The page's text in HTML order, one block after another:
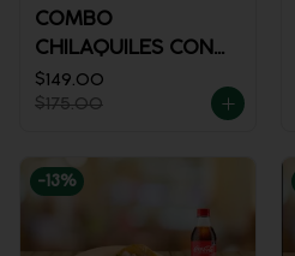
COMBO
CHILAQUILES CON
MACIZA + JUGO DE
NARANJA
$149.00
$175.00
-13%